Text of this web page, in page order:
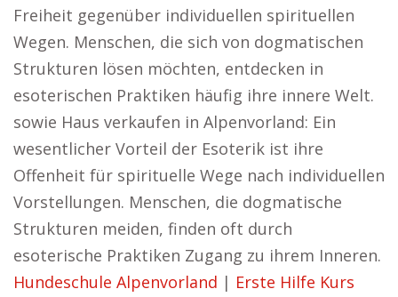
Freiheit gegenüber individuellen spirituellen
Wegen. Menschen, die sich von dogmatischen
Strukturen lösen möchten, entdecken in
esoterischen Praktiken häufig ihre innere Welt.
sowie Haus verkaufen in Alpenvorland: Ein
wesentlicher Vorteil der Esoterik ist ihre
Offenheit für spirituelle Wege nach individuellen
Vorstellungen. Menschen, die dogmatische
Strukturen meiden, finden oft durch
esoterische Praktiken Zugang zu ihrem Inneren.
Hundeschule Alpenvorland | Erste Hilfe Kurs